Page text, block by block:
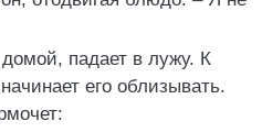
падает в лужу. К
его облизывать.